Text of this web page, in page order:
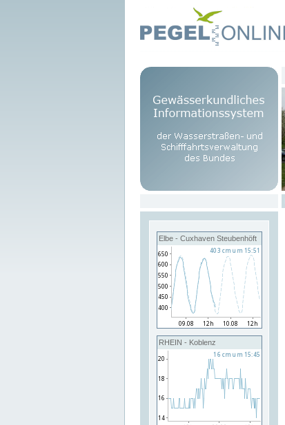
Elbe - Cuxhaven Steubenhöft
RHEIN - Koblenz